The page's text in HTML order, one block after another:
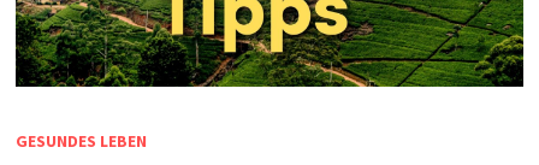
GESUNDES LEBEN